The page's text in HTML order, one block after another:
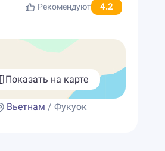
Рекомендуют 4.2
Показать на карте
Вьетнам / Фукуок